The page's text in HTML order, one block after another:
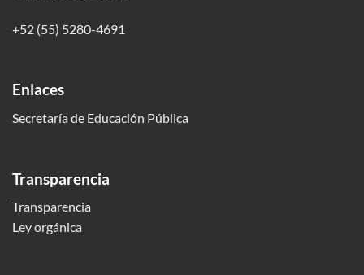
+52 (55) 5280-4691
Enlaces
Secretaría de Educación Pública
Transparencia
Transparencia
Ley orgánica